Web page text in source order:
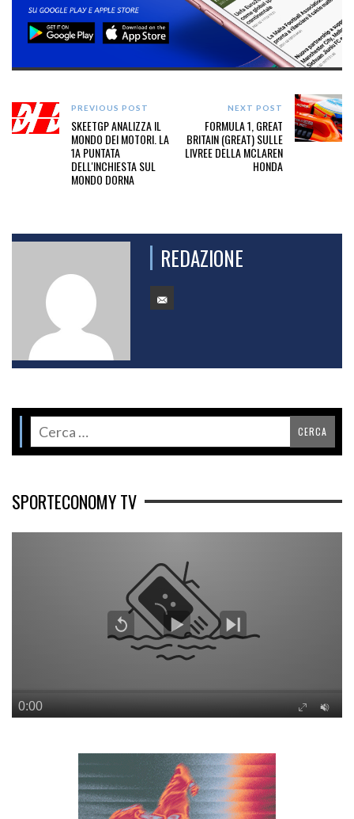
PREVIOUS POST
SKEETGP ANALIZZA IL
MONDO DEI MOTORI. LA
1A PUNTATA
DELL'INCHIESTA SUL
MONDO DORNA
NEXT POST
FORMULA 1, GREAT
BRITAIN (GREAT) SULLE
LIVREE DELLA MCLAREN
HONDA
REDAZIONE
SPORTECONOMY TV